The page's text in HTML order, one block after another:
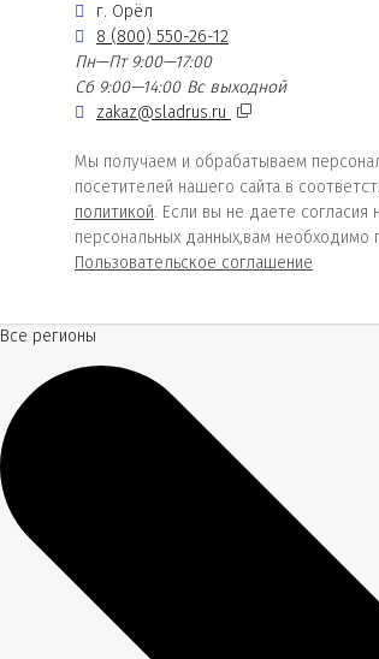
г. Орёл
8 (800) 550-26-12
Пн—Пт 9:00—17:00
Сб 9:00—14:00 Вс выходной
zakaz@sladrus.ru
Мы получаем и обрабатываем
посетителей нашего сайта в
политикой. Если вы не даете согласия
персональных данных,вам необходимо
Пользовательское соглашение
Все регионы